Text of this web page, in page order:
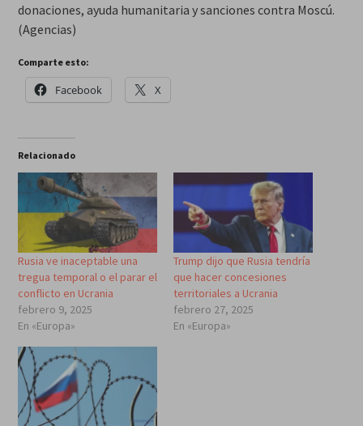
donaciones, ayuda humanitaria y sanciones contra Moscú.
(Agencias)
Comparte esto:
Facebook X
Relacionado
Rusia ve inaceptable una
tregua temporal o el parar el
conflicto en Ucrania
febrero 9, 2025
En «Europa»
Trump dijo que Rusia tendría
que hacer concesiones
territoriales a Ucrania
febrero 27, 2025
En «Europa»